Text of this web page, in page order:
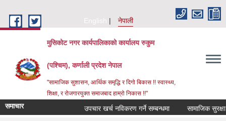
English
नेपाली
मुसिकोट नगर कार्यपालिकाको कार्यालय रुकुम
(पश्चिम), कर्णाली प्रदेश नेपाल
"सामाजिक सुशासन, आर्थिक समृद्धि र दिगो बिकास !! स्वास्थ्य,
शिक्षा, र रोजगारयुक्त समाजबाद हाम्रो निकास !!"
समाचार उपचार खर्च नविकरण गर्ने सम्बन्धमा